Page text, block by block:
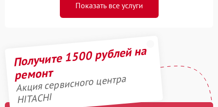
Показать все услуги
Получите 1500 рублей на
ремонт
Акция сервисного центра
HITACHI